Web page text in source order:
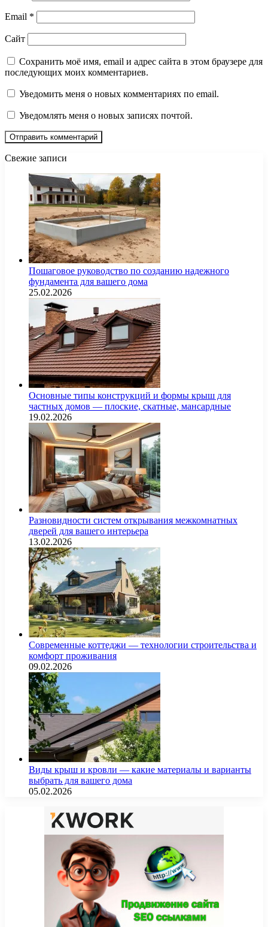
Email *
Сайт
Сохранить моё имя, email и адрес сайта в этом браузере для
последующих моих комментариев.
Уведомить меня о новых комментариях по email.
Уведомлять меня о новых записях почтой.
Свежие записи
Пошаговое руководство по созданию надежного
фундамента для вашего дома
25.02.2026
Основные типы конструкций и формы крыш для
частных домов — плоские, скатные, мансардные
19.02.2026
Разновидности систем открывания межкомнатных
дверей для вашего интерьера
13.02.2026
Современные коттеджи — технологии строительства и
комфорт проживания
09.02.2026
Виды крыш и кровли — какие материалы и варианты
выбрать для вашего дома
05.02.2026